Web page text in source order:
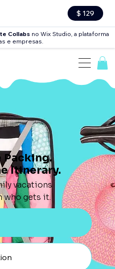
$ 129
Collabs no Wix Studio, a plataforma
e empresas.